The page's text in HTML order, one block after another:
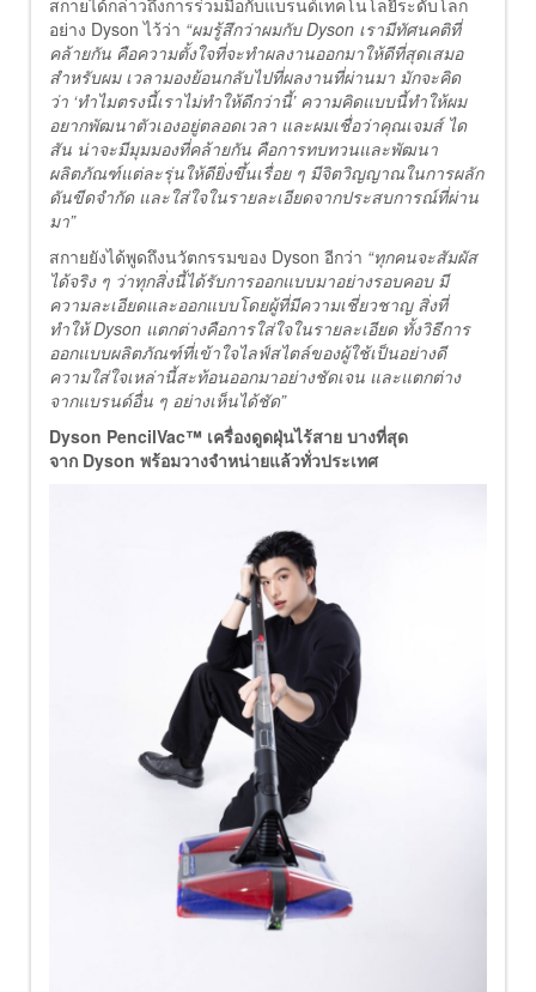
อย่าง Dyson ไว้ว่า “ผมรู้สึกว่าผมกับ Dyson เรามีทัศนคติที่
คล้ายกัน คือความตั้งใจที่จะทำผลงานออกมาให้ดีที่สุดเสมอ
สำหรับผม เวลามองย้อนกลับไปที่ผลงานที่ผ่านมา มักจะคิด
ว่า ‘ทำไมตรงนี้เราไม่ทำให้ดีกว่านี้’ ความคิดแบบนี้ทำให้ผม
อยากพัฒนาตัวเองอยู่ตลอดเวลา และผมเชื่อว่าคุณเจมส์ ได
สัน น่าจะมีมุมมองที่คล้ายกัน คือการทบทวนและพัฒนา
ผลิตภัณฑ์แต่ละรุ่นให้ดียิ่งขึ้นเรื่อย ๆ มีจิตวิญญาณในการผลัก
ดันขีดจำกัด และใส่ใจในรายละเอียดจากประสบการณ์ที่ผ่าน
มา”
สกายยังได้พูดถึงนวัตกรรมของ Dyson อีกว่า “ทุกคนจะสัมผัส
ได้จริง ๆ ว่าทุกสิ่งนี้ได้รับการออกแบบมาอย่างรอบคอบ มี
ความละเอียดและออกแบบโดยผู้ที่มีความเชี่ยวชาญ สิ่งที่
ทำให้ Dyson แตกต่างคือการใส่ใจในรายละเอียด ทั้งวิธีการ
ออกแบบผลิตภัณฑ์ที่เข้าใจไลฟ์สไตล์ของผู้ใช้เป็นอย่างดี
ความใส่ใจเหล่านี้สะท้อนออกมาอย่างชัดเจน และแตกต่าง
จากแบรนด์อื่น ๆ อย่างเห็นได้ชัด”
Dyson PencilVac™ เครื่องดูดฝุ่นไร้สาย บางที่สุด
จาก Dyson พร้อมวางจำหน่ายแล้วทั่วประเทศ